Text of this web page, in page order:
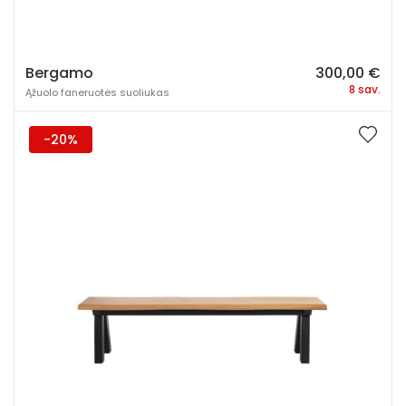
Bergamo
Ąžuolo faneruotės suoliukas
300,00 €
8 sav.
-20%